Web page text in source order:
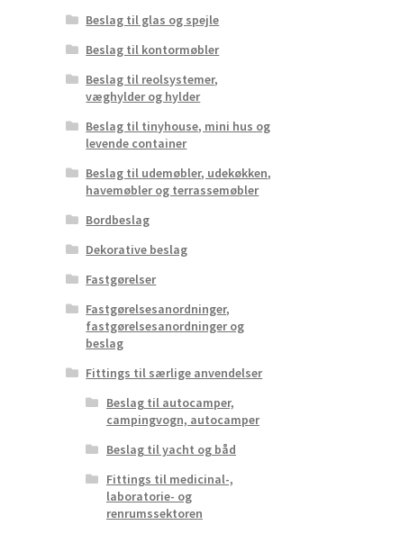
Beslag til glas og spejle
Beslag til kontormøbler
Beslag til reolsystemer,
væghylder og hylder
Beslag til tinyhouse, mini hus og
levende container
Beslag til udemøbler, udekøkken,
havemøbler og terrassemøbler
Bordbeslag
Dekorative beslag
Fastgørelser
Fastgørelsesanordninger,
fastgørelsesanordninger og
beslag
Fittings til særlige anvendelser
Beslag til autocamper,
campingvogn, autocamper
Beslag til yacht og båd
Fittings til medicinal-,
laboratorie- og
renrumssektoren